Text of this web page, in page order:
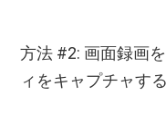
方法 #2: 画面録画
ィをキャプチャす